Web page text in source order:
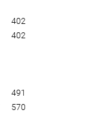
402
402
491
570